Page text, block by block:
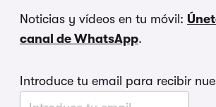
Noticias y vídeos en tu móvil:
canal de WhatsApp.
Introduce tu email para recibir